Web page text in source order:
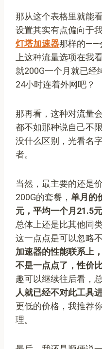
那从这个表格里就能
设置其实有点偏向于
灯塔加速器那样的——
上这种流量选项在我
就200G一个月就已经
24小时连着外网吧？
那再看，这种对流量
都不如那种说自己不
没什么区别，光看名
者。
当然，最主要的还是
200G的套餐， 单月的
元，平均一个月21.5元
总体上还是比其他同
这一点点是可以忽略
加速器的性能联系上
不是一点点了，性价
趣可以继续往后看，
人就已经不对此工具
更低的价格，我推荐
理。